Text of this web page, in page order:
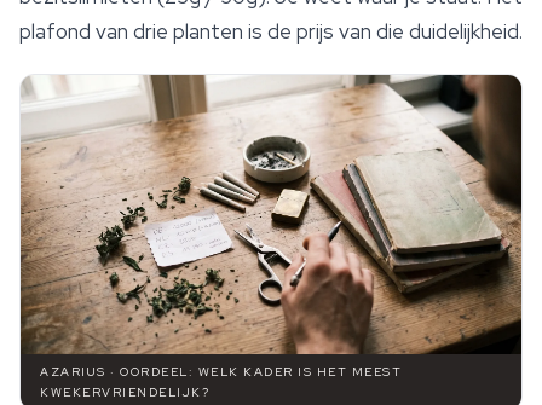
plafond van drie planten is de prijs van die duidelijkheid.
AZARIUS · OORDEEL: WELK KADER IS HET MEEST
KWEKERVRIENDELIJK?